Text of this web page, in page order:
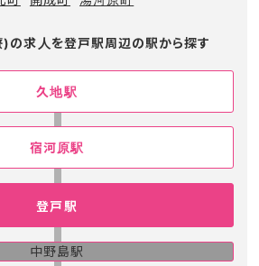
の求人を登戸駅周辺の駅から探す
久地駅
宿河原駅
登戸駅
中野島駅